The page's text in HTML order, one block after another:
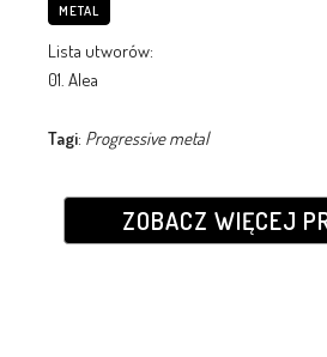
METAL
Lista utworów:
01. Alea
Tagi: Progressive metal
ZOBACZ WIĘCEJ